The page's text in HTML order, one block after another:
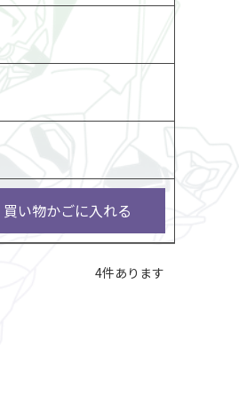
買い物かごに入れる
4件あります